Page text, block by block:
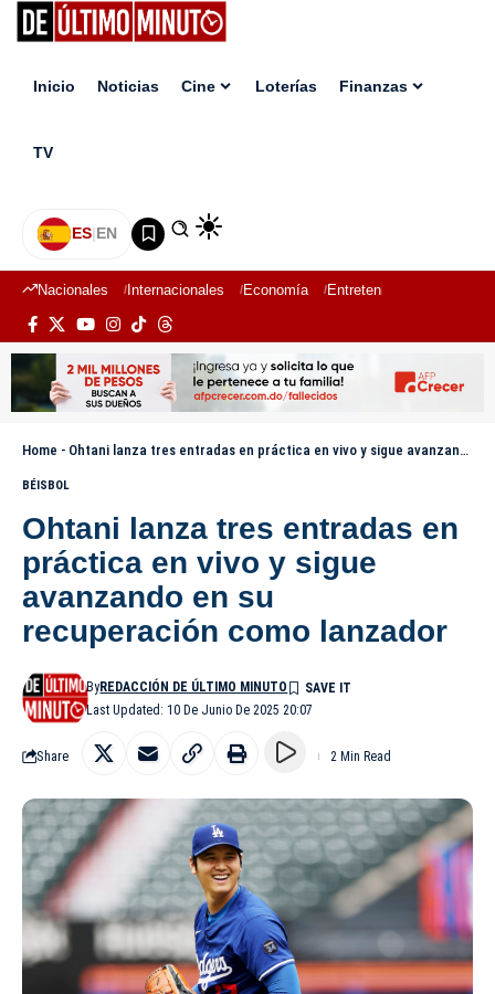
Inicio Noticias Cine Loterías Finanzas
TV
ES|EN
Nacionales Internacionales Economía Entretenimiento
Home - Ohtani lanza tres entradas en práctica en vivo y sigue avanzando en su recuperación como lanzador
BÉISBOL
Ohtani lanza tres entradas en
práctica en vivo y sigue
avanzando en su
recuperación como lanzador
Last Updated: 10 De Junio De 2025 20:07
ByREDACCIÓN DE ÚLTIMO MINUTO
Share 2 Min Read